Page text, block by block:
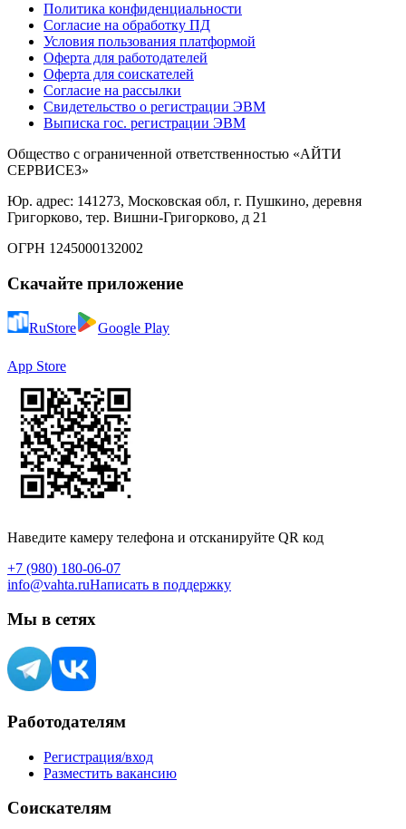
Политика конфиденциальности
Согласие на обработку ПД
Условия пользования платформой
Оферта для работодателей
Оферта для соискателей
Согласие на рассылки
Свидетельство о регистрации ЭВМ
Выписка гос. регистрации ЭВМ
Общество с ограниченной ответственностью «АЙТИ
СЕРВИСЕЗ»
Юр. адрес: 141273, Московская обл, г. Пушкино, деревня
Григорково, тер. Вишни-Григорково, д 21
ОГРН 1245000132002
Скачайте приложение
RuStore Google Play
App Store
Наведите камеру телефона и отсканируйте QR код
+7 (980) 180-06-07
info@vahta.ruНаписать в поддержку
Мы в сетях
Работодателям
Регистрация/вход
Разместить вакансию
Соискателям